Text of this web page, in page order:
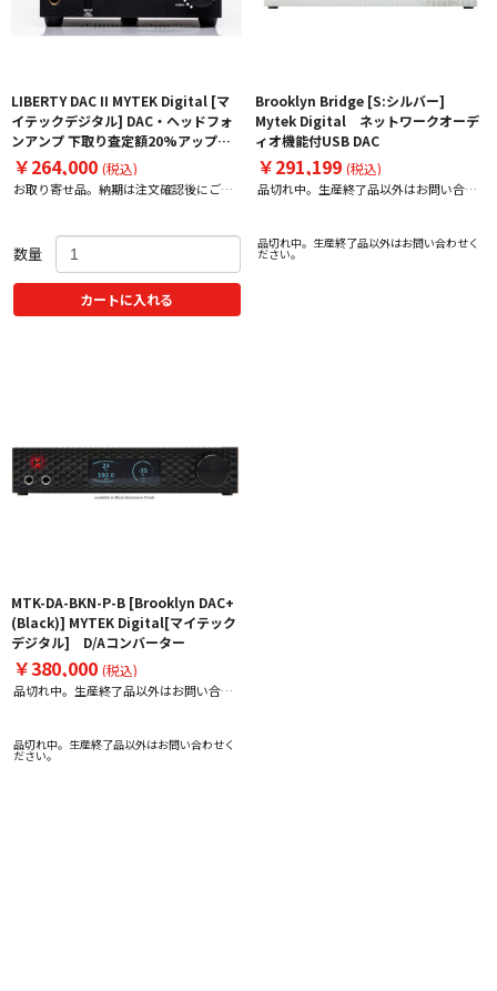
LIBERTY DAC II MYTEK Digital [マ
イテックデジタル] DAC・ヘッドフォ
ンアンプ 下取り査定額20%アップ実
施中！
￥264,000 (税込)
お取り寄せ品。納期は注文確認後にご案
数量
カートに入れる
Brooklyn Bridge [S:シルバー]
Mytek Digital ネットワークオーデ
ィオ機能付USB DAC
￥291,199 (税込)
品切れ中。生産終了品以外はお問い合わ
品切れ中。生産終了品以外はお問い合わせく
ださい。
MTK-DA-BKN-P-B [Brooklyn DAC+
(Black)] MYTEK Digital[マイテック
デジタル] D/Aコンバーター
￥380,000 (税込)
品切れ中。生産終了品以外はお問い合わ
品切れ中。生産終了品以外はお問い合わせく
ださい。